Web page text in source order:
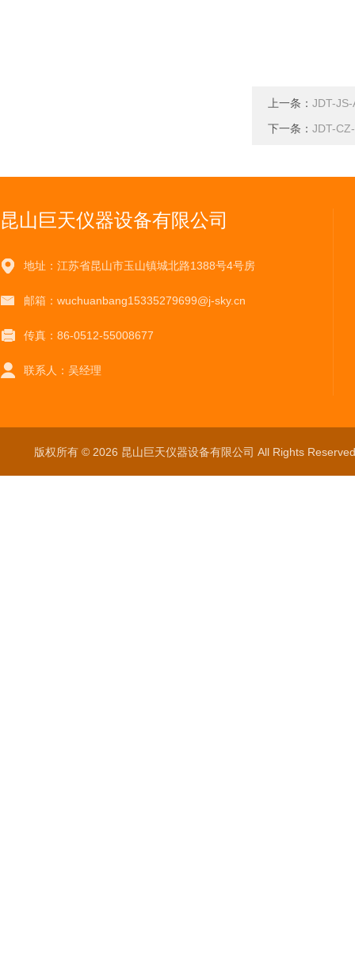
上一条： JDT-
下一条： JDT-
昆山巨天仪器设备有限公司
地址：江苏省昆山市玉山镇城北路1388号4号房
邮箱：wuchuanbang15335279699@j-sky.cn
传真：86-0512-55008677
联系人：吴经理
版权所有 © 2026 昆山巨天仪器设备有限公司 All Rights